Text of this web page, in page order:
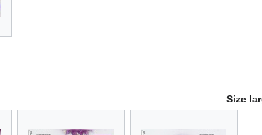
Size